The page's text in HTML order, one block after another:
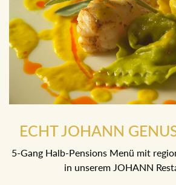
ECHT JOHANN
5-Gang Halb-Pensions Menü mit
in unserem JOHANN